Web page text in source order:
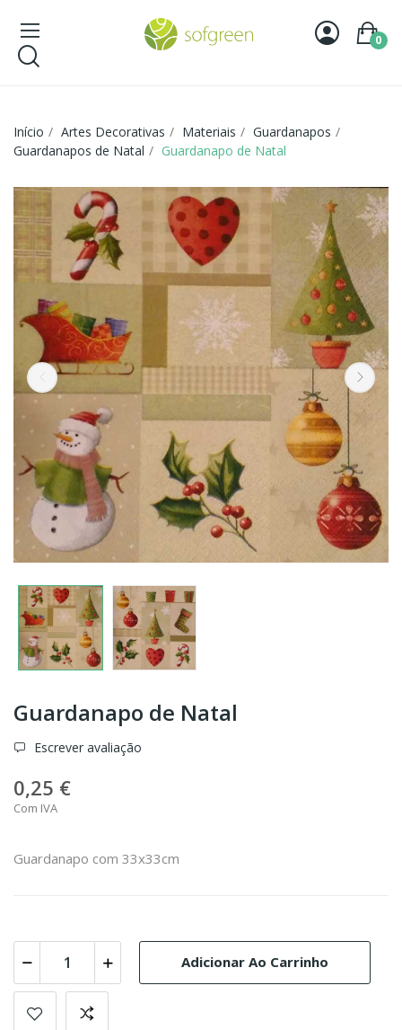
0
Início Artes Decorativas Materiais
Guardanapos
Guardanapos de Natal
Guardanapo de Natal
Guardanapo de Natal
Escrever avaliação
0,25 €
Com IVA
Guardanapo com 33x33cm
Adicionar Ao Carrinho